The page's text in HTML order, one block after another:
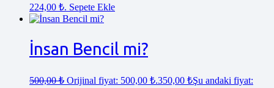
224,00 ₺. Sepete Ekle
İnsan Bencil mi?
500,00₺ Orijinal fiyat: 500,00 ₺.350,00 ₺Şu andaki fiyat: